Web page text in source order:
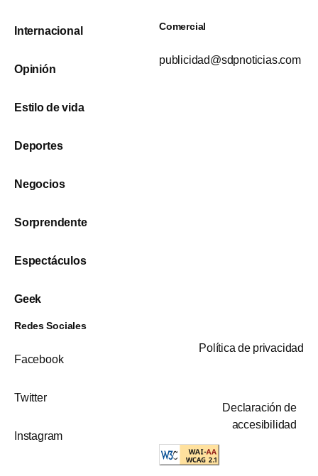
Internacional
Opinión
Estilo de vida
Deportes
Negocios
Sorprendente
Espectáculos
Geek
Comercial
publicidad@sdpnoticias.com
Redes Sociales
Facebook
Twitter
Instagram
Política de privacidad
Declaración de
accesibilidad